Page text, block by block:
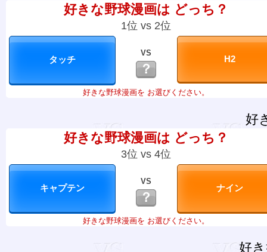
好きな野球漫画は どっち？
1位 vs 2位
VS
？
好きな野球漫画を お選びください。
好
好きな野球漫画は どっち？
3位 vs 4位
VS
？
好きな野球漫画を お選びください。
好